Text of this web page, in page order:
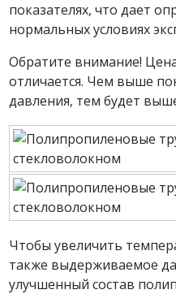
показателях, что дает
нормальных условиях
Обратите внимание!
отличается. Чем выше
давления, тем будет
Чтобы увеличить
также выдерживаемое
улучшенный состав